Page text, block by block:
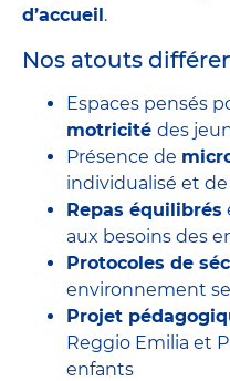
d’accueil.
Nos atouts
Espaces pensés
motricité des
Présence de
individualisé et
Repas équilibrés
aux besoins des
Protocoles de
environnement
Projet
Reggio Emilia et
enfants